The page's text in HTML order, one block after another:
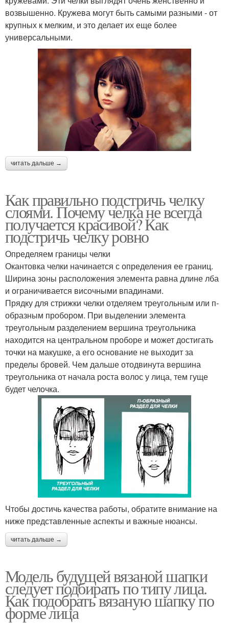
возвышенно. Кружева могут быть самыми разными - от
крупных к мелким, и это делает их еще более
универсальными.
читать дальше →
Как правильно подстричь челку
слоями. Почему челка не всегда
получается красивой? Как
подстричь челку ровно
Определяем границы челки
Окантовка челки начинается с определения ее границ.
Ширина зоны расположения элемента равна длине лба
и ограничивается височными впадинами.
Прядку для стрижки челки отделяем треугольным или п-
образным пробором. При выделении элемента
треугольным разделением вершина треугольника
находится на центральном проборе и может достигать
точки на макушке, а его основание не выходит за
пределы бровей. Чем дальше отодвинута вершина
треугольника от начала роста волос у лица, тем гуще
будет челочка.
Чтобы достичь качества работы, обратите внимание на
ниже представленные аспекты и важные нюансы.
читать дальше →
Модель будущей вязаной шапки
следует подбирать по типу лица.
Как подобрать вязаную шапку по
форме лица